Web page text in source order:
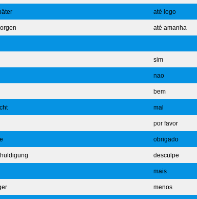
até logo
até amanha
sim
nao
bem
mal
por favor
obrigado
desculpe
mais
menos